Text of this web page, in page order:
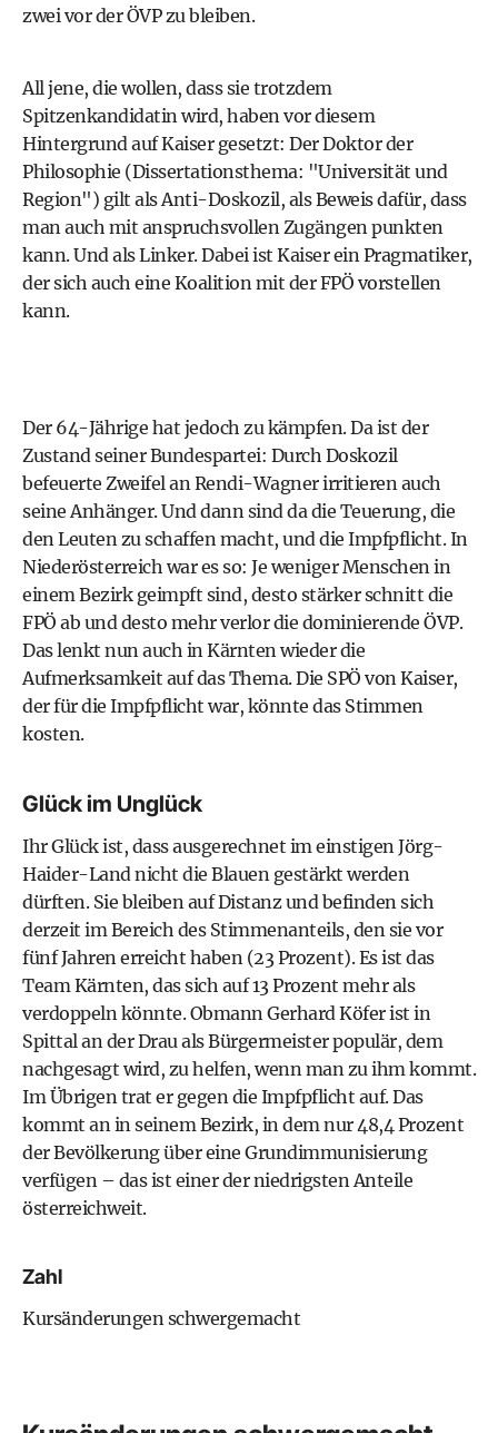
zwei vor derÖVPzu bleiben.
All jene, die wollen, dass sie trotzdem
Spitzenkandidatin wird, haben vor diesem
Hintergrund auf Kaiser gesetzt: Der Doktor der
Philosophie (Dissertationsthema: "Universität und
Region") gilt als Anti-Doskozil, als Beweis dafür, dass
man auch mit anspruchsvollen Zugängen punkten
kann. Und als Linker. Dabei ist Kaiser ein Pragmatiker,
der sich auch eine Koalition mit derFPÖ vorstellen
kann.
Der 64-Jährige hat jedoch zu kämpfen. Da ist der
Zustand seiner Bundespartei: Durch Doskozil
befeuerte Zweifel anRendi-Wagnerirritieren auch
seine Anhänger. Und dann sind da die Teuerung, die
den Leuten zu schaffen macht, und die Impfpflicht. In
Niederösterreich war es so: Je weniger Menschen in
einem Bezirk geimpft sind, desto stärker schnitt die
FPÖ ab und desto mehr verlor die dominierende ÖVP.
Das lenkt nun auch in Kärnten wieder die
Aufmerksamkeit auf das Thema. Die SPÖ von Kaiser,
der für die Impfpflicht war, könnte das Stimmen
kosten.
Glück im Unglück
Ihr Glück ist, dass ausgerechnet im einstigen Jörg-
Haider-Land nicht die Blauen gestärkt werden
dürften. Sie bleiben auf Distanz und befinden sich
derzeit im Bereich des Stimmenanteils, den sie vor
fünf Jahren erreicht haben (23 Prozent). Es ist das
Team Kärnten, das sich auf 13 Prozent mehr als
verdoppeln könnte. Obmann Gerhard Köfer ist in
Spittal an der Drau als Bürgermeister populär, dem
nachgesagt wird, zu helfen, wenn man zu ihm kommt.
Im Übrigen trat er gegen die Impfpflicht auf. Das
kommt an in seinem Bezirk, in dem nur 48,4 Prozent
der Bevölkerung über eine Grundimmunisierung
verfügen – das ist einer der niedrigsten Anteile
österreichweit.
Zahl
Kursänderungen schwergemacht